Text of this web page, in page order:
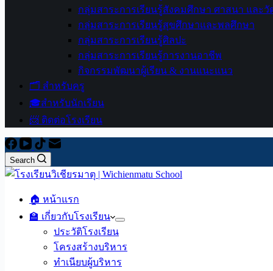
กลุ่มสาระการเรียนรู้สังคมศึกษา ศาสนา และ
กลุ่มสาระการเรียนรู้สุขศึกษาและพลศึกษา
กลุ่มสาระการเรียนรู้ศิลปะ
กลุ่มสาระการเรียนรู้การงานอาชีพ
กิจกรรมพัฒนาผู้เรียน & งานแนะแนว
🗂️ สำหรับครู
🎓สำหรับนักเรียน
📨 ติดต่อโรงเรียน
Search
🏠 หน้าแรก
🏫 เกี่ยวกับโรงเรียน
ประวัติโรงเรียน
โครงสร้างบริหาร
ทำเนียบผู้บริหาร